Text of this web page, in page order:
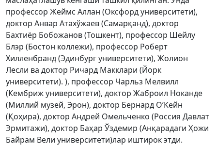
профессор Жеймс Аллан (Оксфорд университети),
доктор Анвар Атахўжаев (Самарқанд), доктор
Бахтиёр Бобожанов (Тошкент), профессор Шейлу
Блэр (Бостон коллежи), профессор Роберт
Хилленбранд (Эдинбург университети), Жолион
Лесли ва доктор Ричард Макклари (Йорк
университети). ), профессор Чарльз Мелвилл
(Кембриж университети), доктор Жаброил Ноканде
(Миллий музей, Эрон), доктор Бернард О’Кейн
(Қоҳира), доктор Андрей Омельченко (Россия Давлат
Эрмитажи), доктор Баҳар Ўздемир (Анқарадаги Ҳожи
Байрам Вели университети)лар иштирок этди.